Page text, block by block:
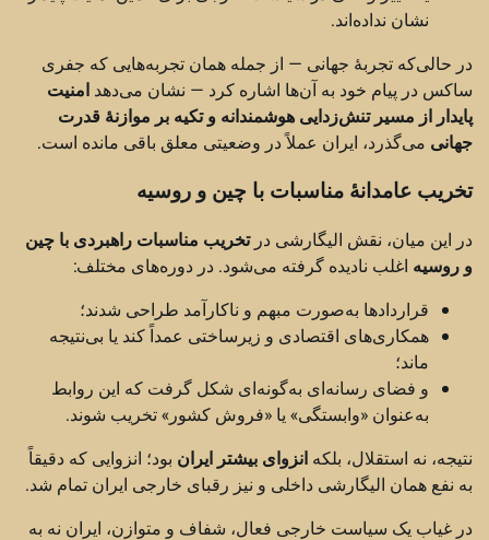
نشان نداده‌اند.
در حالی‌که تجربهٔ جهانی — از جمله همان تجربه‌هایی که جفری
ساکس در پیام خود به آن‌ها اشاره کرد — نشان می‌دهد امنیت
پایدار از مسیر تنش‌زدایی هوشمندانه و تکیه بر موازنهٔ قدرت
جهانی می‌گذرد، ایران عملاً در وضعیتی معلق باقی مانده است.
تخریب عامدانهٔ مناسبات با چین و روسیه
در این میان، نقش الیگارشی درتخریب مناسبات راهبردی با چین
و روسیه اغلب نادیده گرفته می‌شود. در دوره‌های مختلف:
قراردادها به‌صورت مبهم و ناکارآمد طراحی شدند؛
همکاری‌های اقتصادی و زیرساختی عمداً کند یا بی‌نتیجه
ماند؛
و فضای رسانه‌ای به‌گونه‌ای شکل گرفت که این روابط
به‌عنوان «وابستگی» یا «فروش کشور» تخریب شوند.
نتیجه، نه استقلال، بلکه انزوای بیشتر ایران بود؛ انزوایی که دقیقاً
به نفع همان الیگارشی داخلی و نیز رقبای خارجی ایران تمام شد.
در غیاب یک سیاست خارجی فعال، شفاف و متوازن، ایران نه به